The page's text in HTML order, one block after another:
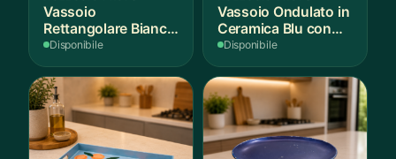
Vassoio
Rettangolare Bianco
per Scenografie
Disponibile
Vassoio Ondulato in
Ceramica Blu con
Bordo Dorato
Disponibile